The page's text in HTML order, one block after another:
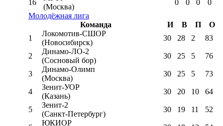
16
(Москва)
0 0 0
0
Молодёжная лига
Команда
И В П
О
1
Локомотив-CШОР
(Новосибирск)
30 28 2 83
2
Динамо-ЛО-2
(Сосновый бор)
30 25 5 76
3
Динамо-Олимп
(Москва)
30 25 5 73
4
Зенит-УОР
(Казань)
30 20 10 64
5
Зенит-2
(Санкт-Петербург)
30 19 11 52
ЮКИОР